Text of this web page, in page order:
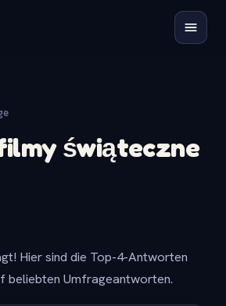
świąteczne
Hier sind die Top-4-Antworten
beliebten Umfrageantworten.